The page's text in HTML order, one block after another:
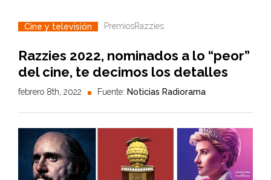
Cine y televisión PremiosRazzies
Razzies 2022, nominados a lo “peor”
del cine, te decimos los detalles
febrero 8th, 2022 Fuente: Noticias Radiorama